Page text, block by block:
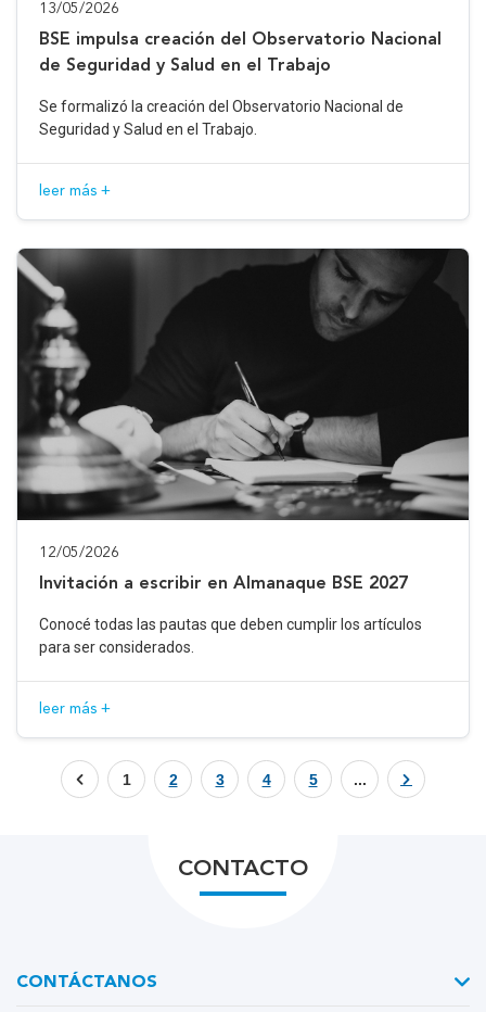
13/05/2026
BSE impulsa creación del Observatorio Nacional
de Seguridad y Salud en el Trabajo
Se formalizó la creación del Observatorio Nacional de
Seguridad y Salud en el Trabajo.
leer más +
12/05/2026
Invitación a escribir en Almanaque BSE 2027
Conocé todas las pautas que deben cumplir los artículos
para ser considerados.
leer más +
1 2 3 4 5 ...
CONTACTO
CONTÁCTANOS